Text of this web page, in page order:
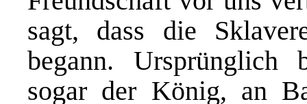
sagt, dass die
begann.
sogar der König, an